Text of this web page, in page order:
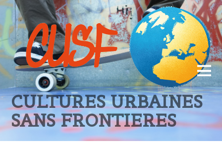
CULTURES URBAINES
SANS FRONTIERES